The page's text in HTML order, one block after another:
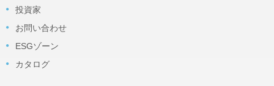
投資家
お問い合わせ
ESGゾーン
カタログ